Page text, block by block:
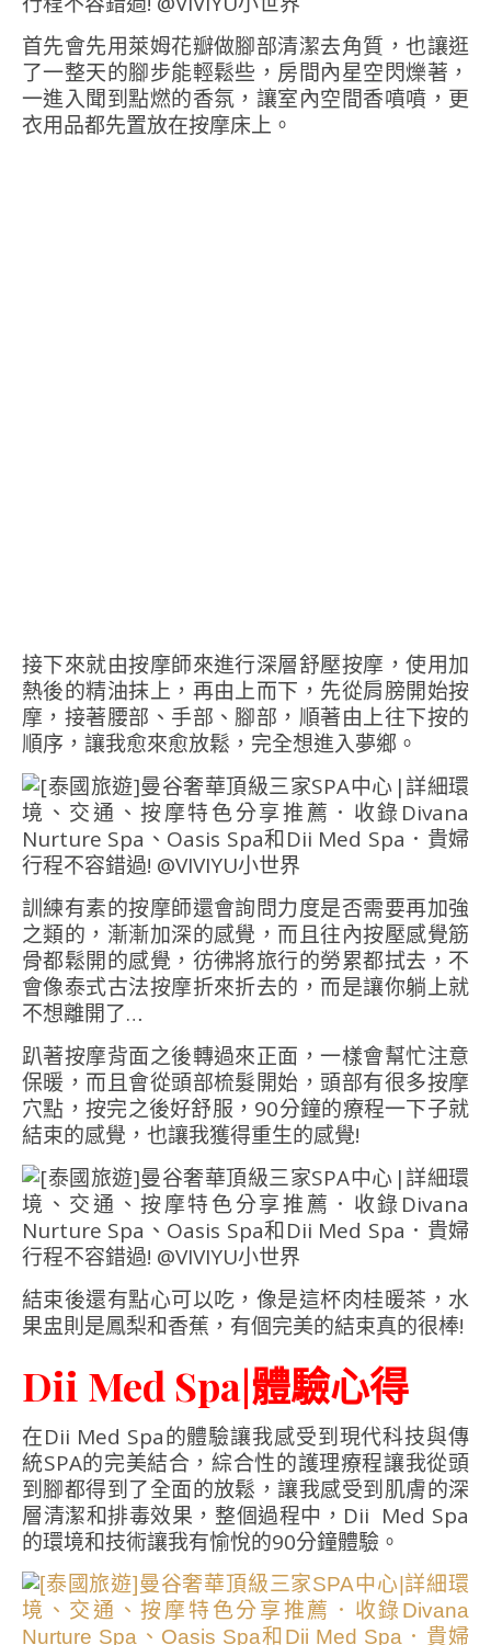
首先會先用萊姆花瓣做腳部清潔去角質，也讓逛
了一整天的腳步能輕鬆些，房間內星空閃爍著，
一進入聞到點燃的香氛，讓室內空間香噴噴，更
衣用品都先置放在按摩床上。
接下來就由按摩師來進行深層舒壓按摩，使用加
熱後的精油抹上，再由上而下，先從肩膀開始按
摩，接著腰部、手部、腳部，順著由上往下按的
順序，讓我愈來愈放鬆，完全想進入夢鄉。
訓練有素的按摩師還會詢問力度是否需要再加強
之類的，漸漸加深的感覺，而且往內按壓感覺筋
骨都鬆開的感覺，彷彿將旅行的勞累都拭去，不
會像泰式古法按摩折來折去的，而是讓你躺上就
不想離開了…
趴著按摩背面之後轉過來正面，一樣會幫忙注意
保暖，而且會從頭部梳髮開始，頭部有很多按摩
穴點，按完之後好舒服，90分鐘的療程一下子就
結束的感覺，也讓我獲得重生的感覺!
結束後還有點心可以吃，像是這杯肉桂暖茶，水
果盅則是鳳梨和香蕉，有個完美的結束真的很棒!
Dii Med Spa|體驗心得
在Dii Med Spa的體驗讓我感受到現代科技與傳
統SPA的完美結合，綜合性的護理療程讓我從頭
到腳都得到了全面的放鬆，讓我感受到肌膚的深
層清潔和排毒效果，整個過程中，Dii Med Spa
的環境和技術讓我有愉悅的90分鐘體驗。